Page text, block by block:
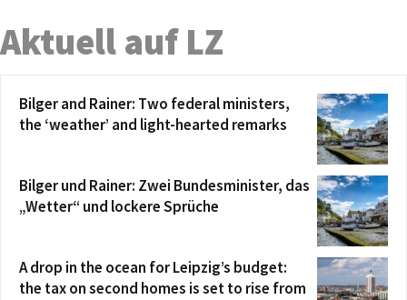
Aktuell auf LZ
Bilger and Rainer: Two federal ministers,
the ‘weather’ and light-hearted remarks
Bilger und Rainer: Zwei Bundesminister, das
„Wetter“ und lockere Sprüche
A drop in the ocean for Leipzig’s budget:
the tax on second homes is set to rise from